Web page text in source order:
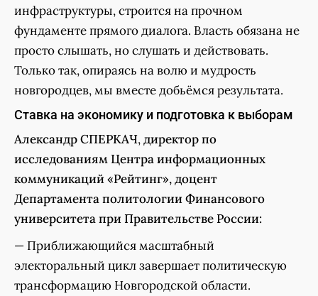
инфраструктуры, строится на прочном
фундаменте прямого диалога. Власть обязана не
просто слышать, но слушать и действовать.
Только так, опираясь на волю и мудрость
новгородцев, мы вместе добьёмся результата.
Ставка на экономику и подготовка к выборам
Александр СПЕРКАЧ,директор по
исследованиям Центра информационных
коммуникаций «Рейтинг», доцент
Департамента политологии Финансового
университета при Правительстве России:
— Приближающийся масштабный
электоральный цикл завершает политическую
трансформацию Новгородской области.